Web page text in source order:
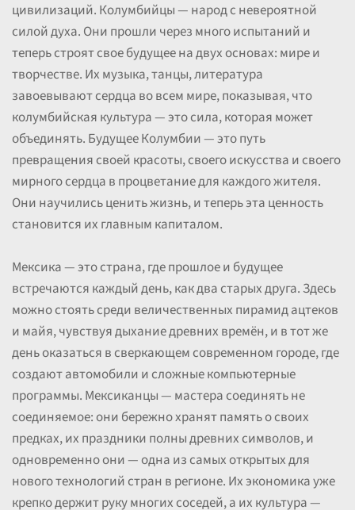
цивилизаций. Колумбийцы — народ с невероятной
силой духа. Они прошли через много испытаний и
теперь строят свое будущее на двух основах: мире и
творчестве. Их музыка, танцы, литература
завоевывают сердца во всем мире, показывая, что
колумбийская культура — это сила, которая может
объединять. Будущее Колумбии — это путь
превращения своей красоты, своего искусства и своего
мирного сердца в процветание для каждого жителя.
Они научились ценить жизнь, и теперь эта ценность
становится их главным капиталом.
Мексика — это страна, где прошлое и будущее
встречаются каждый день, как два старых друга. Здесь
можно стоять среди величественных пирамид ацтеков
и майя, чувствуя дыхание древних времён, и в тот же
день оказаться в сверкающем современном городе, где
создают автомобили и сложные компьютерные
программы. Мексиканцы — мастера соединять не
соединяемое: они бережно хранят память о своих
предках, их праздники полны древних символов, и
одновременно они — одна из самых открытых для
нового технологий стран в регионе. Их экономика уже
крепко держит руку многих соседей, а их культура —